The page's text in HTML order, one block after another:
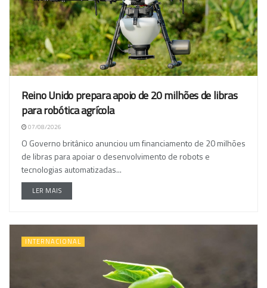
Reino Unido prepara apoio de 20 milhões de libras
para robótica agrícola
07/08/2026
O Governo britânico anunciou um financiamento de 20 milhões
de libras para apoiar o desenvolvimento de robots e
tecnologias automatizadas...
LER MAIS
INTERNACIONAL